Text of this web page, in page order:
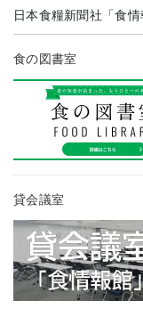
日本食糧新聞社「食情
食の図書室
貸会議室